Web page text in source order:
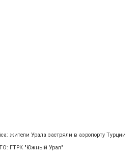
жители Урала застряли в аэропорту Турции
ГТРК "Южный Урал"